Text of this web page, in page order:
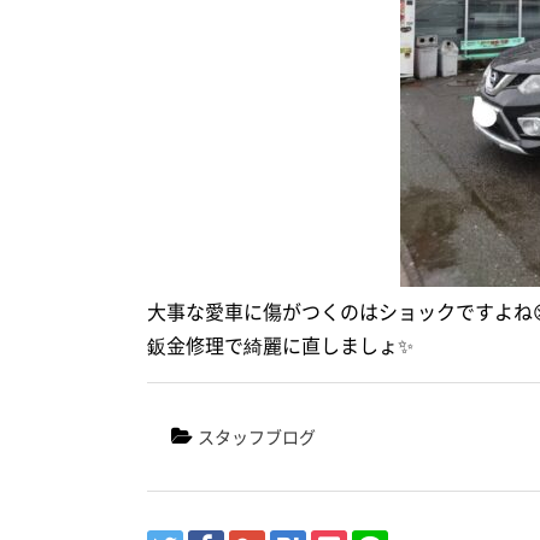
大事な愛車に傷がつくのはショックですよね
鈑金修理で綺麗に直しましょ✨
スタッフブログ